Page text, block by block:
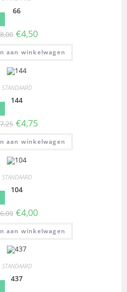
66
8,00 €4,50
aan winkelwagen
STANDAARD
144
7,25 €4,75
aan winkelwagen
STANDAARD
104
6,00 €4,00
aan winkelwagen
STANDAARD
437